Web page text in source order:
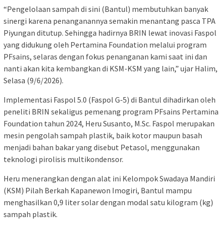
“Pengelolaan sampah di sini (Bantul) membutuhkan banyak
sinergi karena penanganannya semakin menantang pasca TPA
Piyungan ditutup. Sehingga hadirnya BRIN lewat inovasi Faspol
yang didukung oleh Pertamina Foundation melalui program
PFsains, selaras dengan fokus penanganan kami saat ini dan
nanti akan kita kembangkan di KSM-KSM yang lain,” ujar Halim,
Selasa (9/6/2026).
Implementasi Faspol 5.0 (Faspol G-5) di Bantul dihadirkan oleh
peneliti BRIN sekaligus pemenang program PFsains Pertamina
Foundation tahun 2024, Heru Susanto, M.Sc. Faspol merupakan
mesin pengolah sampah plastik, baik kotor maupun basah
menjadi bahan bakar yang disebut Petasol, menggunakan
teknologi pirolisis multikondensor.
Heru menerangkan dengan alat ini Kelompok Swadaya Mandiri
(KSM) Pilah Berkah Kapanewon Imogiri, Bantul mampu
menghasilkan 0,9 liter solar dengan modal satu kilogram (kg)
sampah plastik.